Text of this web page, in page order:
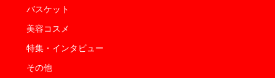
バスケット
美容コスメ
特集・インタビュー
その他